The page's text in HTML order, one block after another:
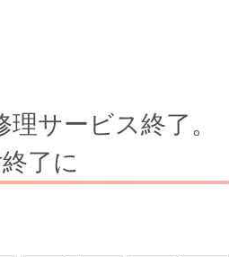
サービス終了。
了に